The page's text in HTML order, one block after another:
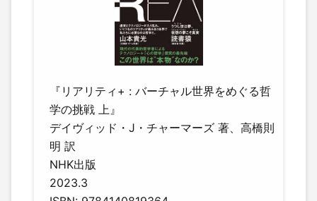
『リアリティ+ : バーチャル世界をめぐる哲
学の挑戦 上』
デイヴィッド・J・チャーマーズ 著、高橋則
明 訳
NHK出版
2023.3